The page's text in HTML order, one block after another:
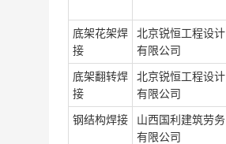
底架花架焊
接
北京锐恒工程设计
有限公司
底架翻转焊
接
北京锐恒工程设计
有限公司
钢结构焊接
山西国利建筑劳务
有限公司